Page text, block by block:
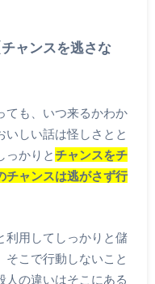
ャンスを逃さな
ても、いつ来るかわか
いしい話は怪しさとと
っかりとチャンスをチ
チャンスは逃がさず行
利用してしっかりと儲
そこで行動しないこと
人の違いはそこにある